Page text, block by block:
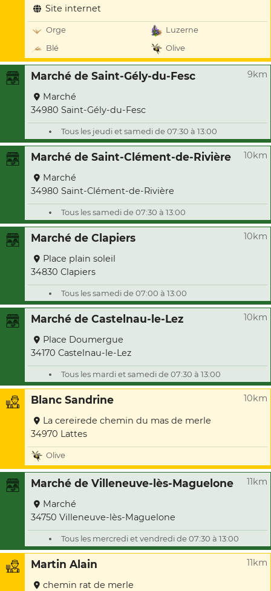
Site internet
Orge
Luzerne
Blé
Olive
Marché de Saint-Gély-du-Fesc 9km
Marché
34980 Saint-Gély-du-Fesc
Tous les jeudi et samedi de 07:30 à 13:00
Marché de Saint-Clément-de-Rivière 10km
Marché
34980 Saint-Clément-de-Rivière
Tous les samedi de 07:30 à 13:00
Marché de Clapiers 10km
Place plain soleil
34830 Clapiers
Tous les samedi de 07:00 à 13:00
Marché de Castelnau-le-Lez 10km
Place Doumergue
34170 Castelnau-le-Lez
Tous les mardi et samedi de 07:30 à 13:00
Blanc Sandrine 10km
La cereirede chemin du mas de merle
34970 Lattes
Olive
Marché de Villeneuve-lès-Maguelone 11km
Marché
34750 Villeneuve-lès-Maguelone
Tous les mercredi et vendredi de 07:30 à 13:00
Martin Alain 11km
chemin rat de merle